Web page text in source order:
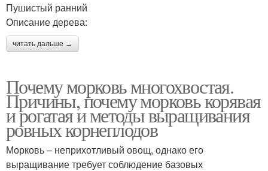
Пушистый ранний
Описание дерева:
читать дальше →
Почему морковь многохвостая.
Причины, почему морковь корявая
и рогатая и методы выращивания
ровных корнеплодов
Морковь – неприхотливый овощ, однако его
выращивание требует соблюдение базовых